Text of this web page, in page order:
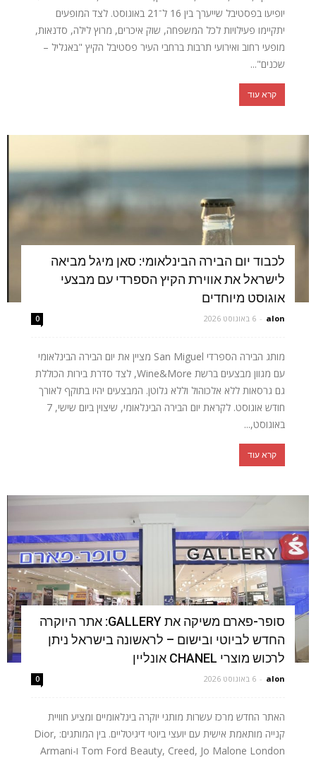
יופיעו בפסטיבל שייערך בין 16 ל־21 באוגוסט. לצד המופעים
יתקיימו פעילויות לכל המשפחה, שוק איכרים, מרוץ לילה, סדנאות,
מופעי רחוב ואירועי תרבות ברחבי העיר פסטיבל הקיץ "באגליל –
שכנים"...
קרא עוד
לכבוד יום הבירה הבינלאומי: סאן מיגל מביאה
לישראל את אווירת הקיץ הספרדי עם מבצעי
אוגוסט מיוחדים
alon
- 6 באוגוסט 2026 0
מותג הבירה הספרדי San Miguel מציין את יום הבירה הבינלאומי
עם מגוון מבצעים ברשת Wine&More, לצד סדרת בירות הכוללת
גם גרסאות ללא אלכוהול וללא גלוטן. המבצעים יהיו בתוקף לאורך
חודש אוגוסט. לקראת יום הבירה הבינלאומי, שיצוין ביום שישי, 7
באוגוסט,...
קרא עוד
סופר-פארם משיקה את GALLERY: אתר היוקרה
החדש לביוטי ובישום – לראשונה בישראל ניתן
לרכוש מוצרי CHANEL אונליין
alon
- 6 באוגוסט 2026 0
האתר החדש מרכז עשרות מותגי יוקרה בינלאומיים ומציע חוויית
קנייה מותאמת אישית עם יועצי ביוטי דיגיטליים. בין המותגים: Dior,
Tom Ford Beauty, Creed, Jo Malone London ו-Armani